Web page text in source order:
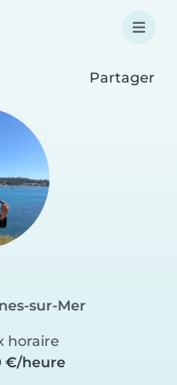
Partager
sur-Mer
horaire
€/heure